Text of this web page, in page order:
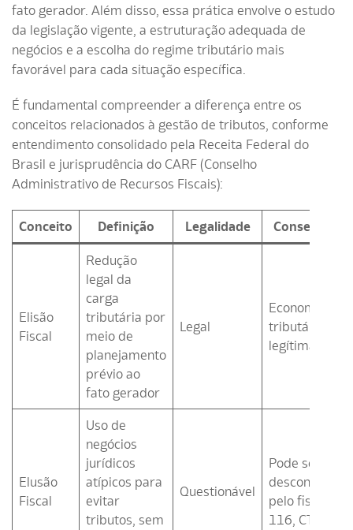
fato gerador. Além disso, essa prática envolve o estudo
da legislação vigente, a estruturação adequada de
negócios e a escolha do regime tributário mais
favorável para cada situação específica.
É fundamental compreender a diferença entre os
conceitos relacionados à gestão de tributos, conforme
entendimento consolidado pela Receita Federal do
Brasil e jurisprudência do CARF (Conselho
Administrativo de Recursos Fiscais):
Conceito Definição Legalidade
Elisão
Fiscal
Redução
legal da
carga
tributária por
meio de
planejamento
prévio ao
fato gerador
Legal
Economia
tributária
legítima
Elusão
Fiscal
Uso de
negócios
jurídicos
atípicos para
evitar
tributos, sem
Questionável
Pode ser
pelo fisco (art.
116, CTN)